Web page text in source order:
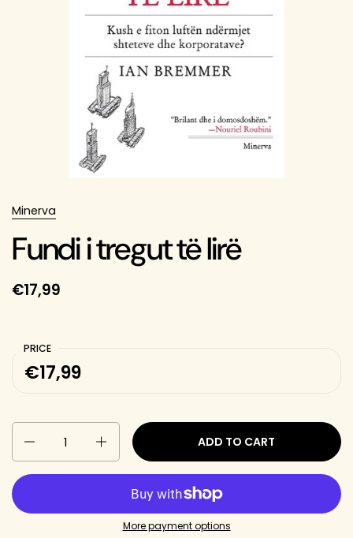
Minerva
Fundi i tregut të lirë
€17,99
PRICE
€17,99
ADD TO CART
More payment options